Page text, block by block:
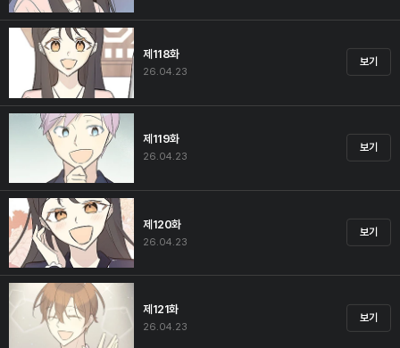
제118화
26.04.23
보기
제119화
26.04.23
보기
제120화
26.04.23
보기
제121화
26.04.23
보기